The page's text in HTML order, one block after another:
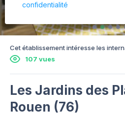
Cet établissement intéresse les
107 vues
Les Jardins des
Rouen (76)
confidentialité